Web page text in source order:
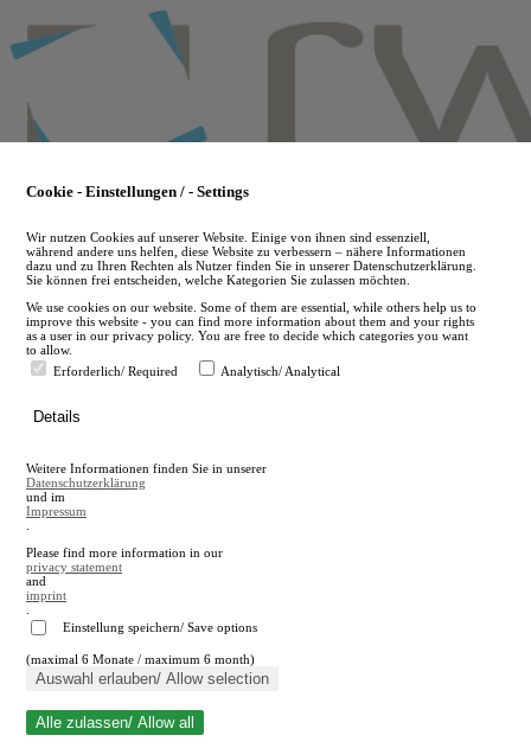
to
main
en
A
A
Suche schließen
Cookie - Einstellungen / - Settings
Wir nutzen Cookies auf unserer Website. Einige von ihnen sind essenziell,
während andere uns helfen, diese Website zu verbessern – nähere Informationen
dazu und zu Ihren Rechten als Nutzer finden Sie in unserer Datenschutzerklärung.
Sie können frei entscheiden, welche Kategorien Sie zulassen möchten.
We use cookies on our website. Some of them are essential, while others help us to
improve this website - you can find more information about them and your rights
as a user in our privacy policy. You are free to decide which categories you want
to allow.
Erforderlich/ Required
Analytisch/ Analytical
Details
Weitere Informationen finden Sie in unserer
Datenschutzerklärung
und im
Impressum
Please find more information in our
privacy statement
and
imprint
Einstellung speichern/ Save options
(maximal 6 Monate / maximum 6 month)
Auswahl erlauben/ Allow selection
Alle zulassen/ Allow all